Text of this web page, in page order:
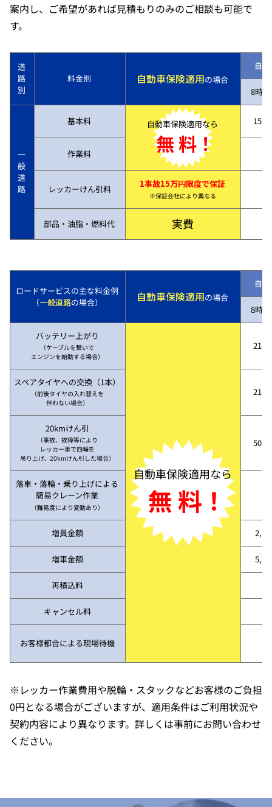
案内し、ご希望があれば見積もりのみのご相談も可能で
す。
道
路
別
料金別 自動車保険適用の場合
自
8時
一
般
道
路
基本料 自動車保険適用なら
無 料！
作業料
レッカーけん引料 1事故15万円限度で保証
※保証会社により異なる
部品・油脂・燃料代 実費
ロードサービスの主な料金例
（一般道路の場合） 自動車保険適用の場合
自
8時
バッテリー上がり
（ケーブルを繋いで
エンジンを始動する場合）
自動車保険適用なら
無 料！
スペアタイヤへの交換（1本）
（前後タイヤの入れ替えを
伴わない場合）
20kmけん引
（事故、故障等により
レッカー車で四輪を
吊り上げ、20kmけん引した場合）
落車・落輪・乗り上げによる
簡易クレーン作業
（難易度により変動あり）
増員金額
増車金額
再積込料
キャンセル料
お客様都合による現場待機
※レッカー作業費用や脱輪・スタックなどお客様のご負担
0円となる場合がございますが、適用条件はご利用状況や
契約内容により異なります。詳しくは事前にお問い合わせ
ください。